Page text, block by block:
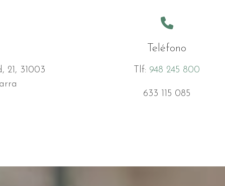
21, 31003
Teléfono
Tlf: 948 245 800
633 115 085